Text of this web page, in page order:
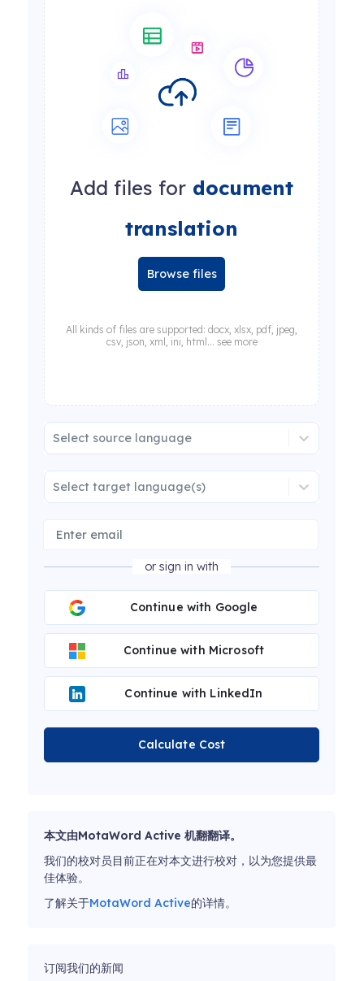
Add files for document
translation
Browse files
All kinds of files are supported: docx, xlsx, pdf, jpeg,
csv, json, xml, ini, html... see more
Select source language
Select target language(s)
or sign in with
Continue with Google
Continue with Microsoft
Continue with LinkedIn
Calculate Cost
本文由MotaWord Active 机翻翻译。
我们的校对员目前正在对本文进行校对，以为您提供最
佳体验。
了解关于MotaWord Active的详情。
订阅我们的新闻